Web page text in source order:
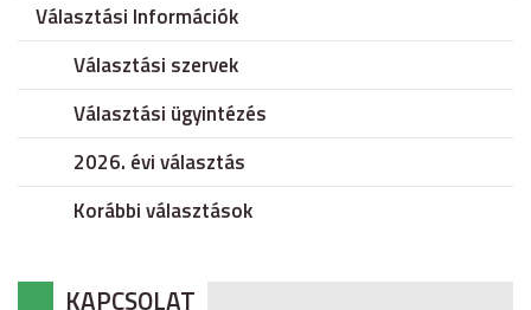
Választási Információk
Választási szervek
Választási ügyintézés
2026. évi választás
Korábbi választások
KAPCSOLAT